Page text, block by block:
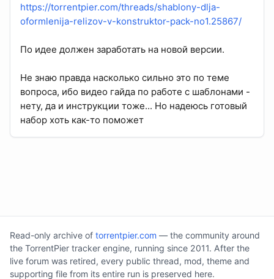
https://torrentpier.com/threads/shablony-dlja-
oformlenija-relizov-v-konstruktor-pack-no1.25867/
По идее должен заработать на новой версии.
Не знаю правда насколько сильно это по теме
вопроса, ибо видео гайда по работе с шаблонами -
нету, да и инструкции тоже... Но надеюсь готовый
набор хоть как-то поможет
Read-only archive of torrentpier.com — the community around
the TorrentPier tracker engine, running since 2011. After the
live forum was retired, every public thread, mod, theme and
supporting file from its entire run is preserved here.